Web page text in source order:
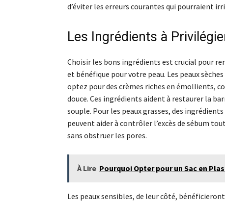
d’éviter les erreurs courantes qui pourraient
Les Ingrédients à
Choisir les bons ingrédients est crucial pour
et bénéfique pour votre peau. Les peaux
optez pour des crèmes riches en émollients,
douce. Ces ingrédients aident à restaurer la
souple. Pour les peaux grasses, des
peuvent aider à contrôler l’excès de sébum
sans obstruer les pores.
À Lire Pourquoi Opter pour un Sac en
Les peaux sensibles, de leur côté,